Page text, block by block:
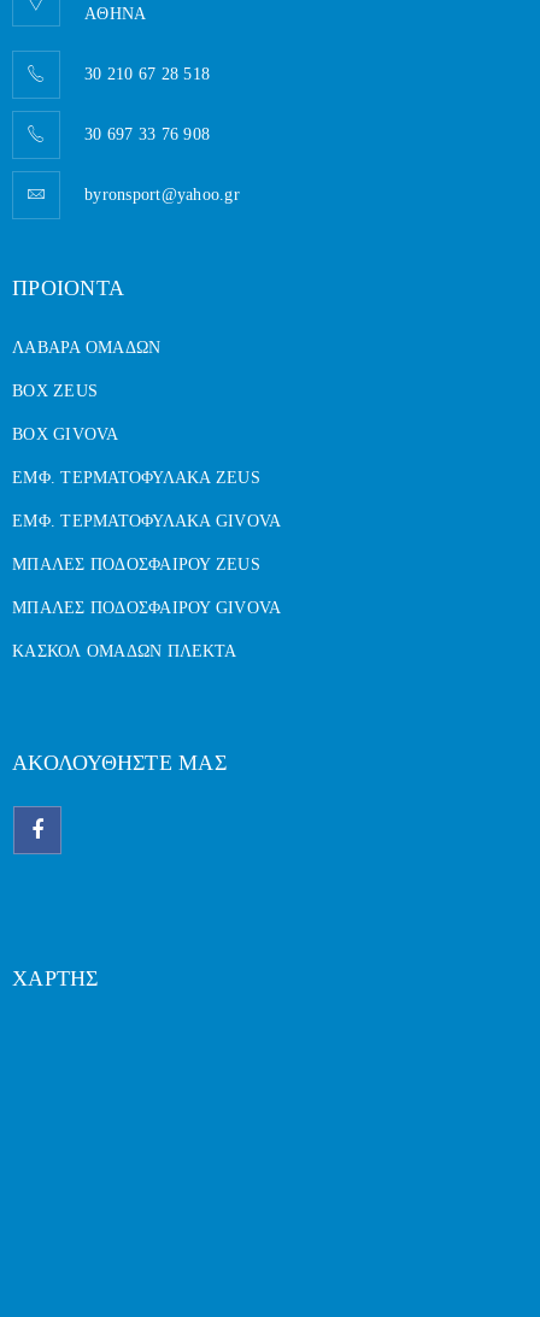
AΘΗΝΑ
30 210 67 28 518
30 697 33 76 908
byronsport@yahoo.gr
ΠΡΟΙΟΝΤΑ
ΛΑΒΑΡΑ ΟΜΑΔΩΝ
BOX ZEUS
BOX GIVOVA
ΕΜΦ. ΤΕΡΜΑΤΟΦΥΛΑΚΑ ZEUS
ΕΜΦ. ΤΕΡΜΑΤΟΦΥΛΑΚΑ GIVOVA
ΜΠΑΛΕΣ ΠΟΔΟΣΦΑΙΡΟΥ ZEUS
ΜΠΑΛΕΣ ΠΟΔΟΣΦΑΙΡΟΥ GIVOVA
ΚΑΣΚΟΛ ΟΜΑΔΩΝ ΠΛΕΚΤΑ
ΑΚΟΛΟΥΘΗΣΤΕ ΜΑΣ
ΧΑΡΤΗΣ